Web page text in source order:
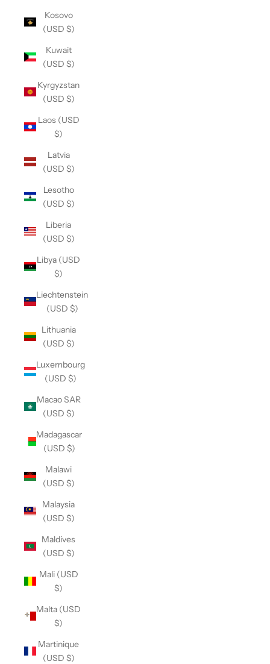
Kosovo
(USD $)
Kuwait
(USD $)
Kyrgyzstan
(USD $)
Laos (USD
$)
Latvia
(USD $)
Lesotho
(USD $)
Liberia
(USD $)
Libya (USD
$)
Liechtenstein
(USD $)
Lithuania
(USD $)
Luxembourg
(USD $)
Macao SAR
(USD $)
Madagascar
(USD $)
Malawi
(USD $)
Malaysia
(USD $)
Maldives
(USD $)
Mali (USD
$)
Malta (USD
$)
Martinique
(USD $)